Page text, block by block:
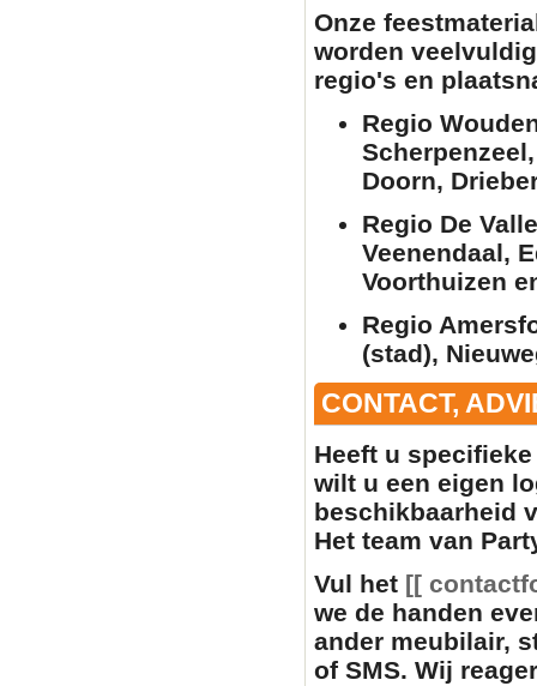
Onze
worden
regio's en
Regio
Doorn,
Regio De
Veenendaal,
Voorthuizen
Regio
(stad),
CONTACT,
Heeft u
wilt u een eigen
beschikbaarheid
Het team van
Vul het [[
we de handen
ander meubilair,
of SMS. Wij